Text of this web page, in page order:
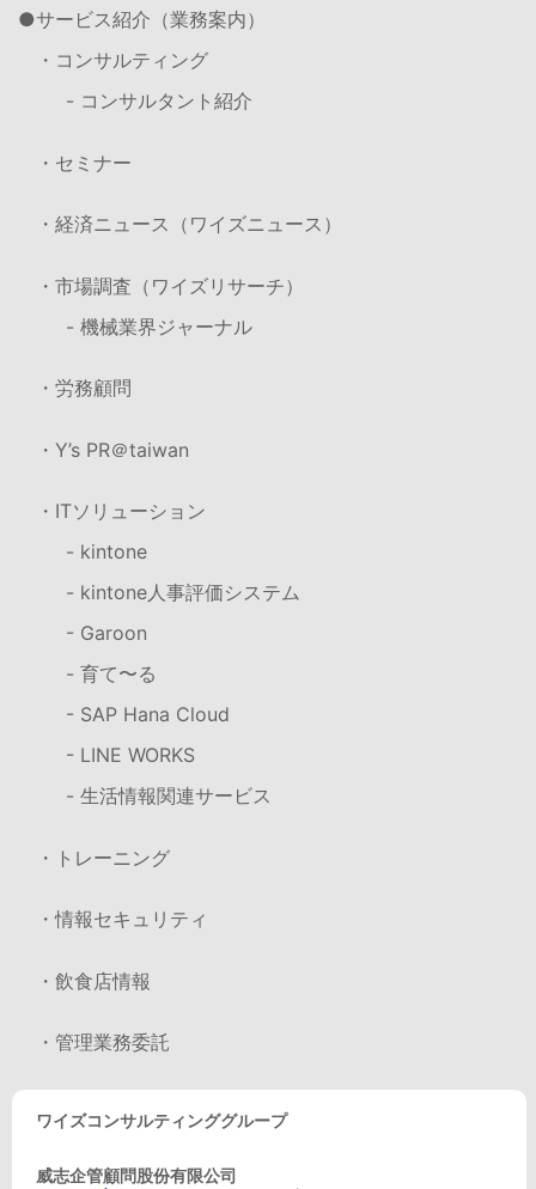
サービス紹介（業務案内）
・コンサルティング
- コンサルタント紹介
・セミナー
・経済ニュース（ワイズニュース）
・市場調査（ワイズリサーチ）
- 機械業界ジャーナル
・労務顧問
・Y’s PR＠taiwan
・ITソリューション
- kintone
- kintone人事評価システム
- Garoon
- 育て〜る
- SAP Hana Cloud
- LINE WORKS
- 生活情報関連サービス
・トレーニング
・情報セキュリティ
・飲食店情報
・管理業務委託
ワイズコンサルティンググループ
威志企管顧問股份有限公司